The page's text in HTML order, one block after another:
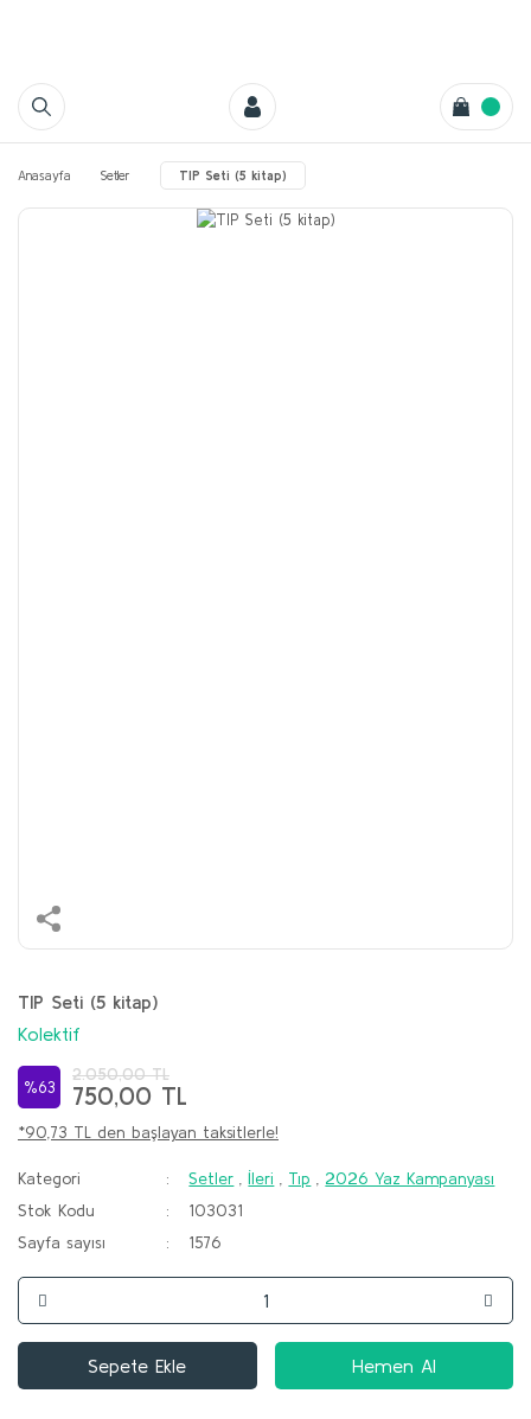
Anasayfa Setler TIP Seti (5 kitap)
TIP Seti (5 kitap)
Kolektif
%63
2.050,00 TL
750,00 TL
*90,73 TL den başlayan taksitlerle!
Kategori Setler ,İleri Tıp
2026 Yaz Kampanyası
Stok Kodu
103031
Sayfa sayısı
1576
Sepete Ekle Hemen Al